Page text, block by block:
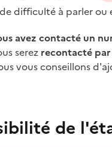
difficulté à parler ou
avez contacté un
serez recontacté par
vous conseillons
de